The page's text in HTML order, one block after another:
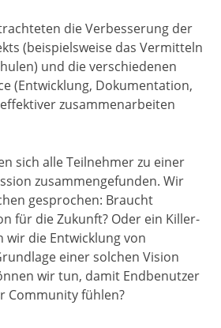
die Verbesserung der
(beispielsweise das Vermitteln
und die verschiedenen
(Entwicklung, Dokumentation,
zusammenarbeiten
sich alle Teilnehmer zu einer
zusammengefunden. Wir
gesprochen: Braucht
für die Zukunft? Oder ein Killer-
wir die Entwicklung von
einer solchen Vision
wir tun, damit Endbenutzer
Community fühlen?